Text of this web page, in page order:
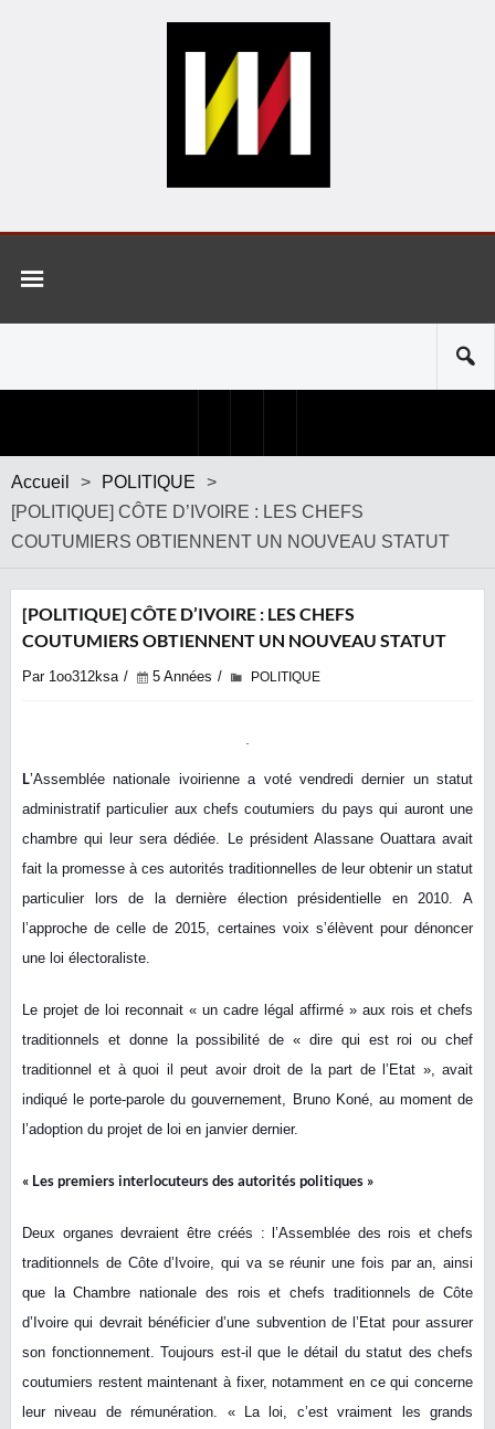
Accueil > POLITIQUE
>
[POLITIQUE] CÔTE D’IVOIRE : LES CHEFS
COUTUMIERS OBTIENNENT UN NOUVEAU STATUT
[POLITIQUE] CÔTE D’IVOIRE : LES CHEFS
COUTUMIERS OBTIENNENT UN NOUVEAU STATUT
Par 1oo312ksa 5 Années POLITIQUE
L’Assemblée nationale ivoirienne a voté vendredi dernier un statut
administratif particulier aux chefs coutumiers du pays qui aurontune
chambre qui leur sera dédiée. Le président Alassane Ouattara avait
fait la promesse à ces autorités traditionnelles de leur obtenir un statut
particulier lors de la dernière élection présidentielle en 2010. A
l’approche de celle de 2015, certaines voix s’élèvent pour dénoncer
une loi électoraliste.
Le projet de loi reconnait « un cadre légal affirmé » aux rois et chefs
traditionnels et donne la possibilité de « dire qui est roi ou chef
traditionnel et à quoi il peut avoir droit de la part de l’Etat », avait
indiqué le porte-parole du gouvernement, Bruno Koné, au moment de
l’adoption du projet de loi en janvier dernier.
« Les premiers interlocuteurs des autorités politiques »
Deux organes devraient être créés : l’Assemblée des rois et chefs
traditionnels de Côte d’Ivoire, qui va se réunir une fois par an, ainsi
que la Chambre nationale des rois et chefs traditionnels de Côte
d’Ivoire qui devrait bénéficier d’une subvention de l’Etat pour assurer
son fonctionnement. Toujours est-il que le détail du statut des chefs
coutumiers restent maintenant à fixer, notamment en ce qui concerne
leur niveau de rémunération. « La loi, c’est vraiment les grands